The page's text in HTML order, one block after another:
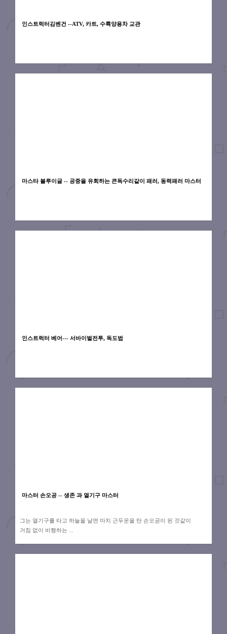
인스트럭터김벤건 --ATV, 카트, 수륙양용차 교관
마스타 블루이글 -- 공중을 유회하는 큰독수리같이 패러, 동력패러 마스터
인스트럭터 베어--- 서바이벌전투, 독도법
마스터 손오공 -- 생존 과 열기구 마스터
그는 열기구를 타고 하늘을 날면 마치 근두운을 탄 손오공이 된 것같이
거침 없이 비행하는 ...